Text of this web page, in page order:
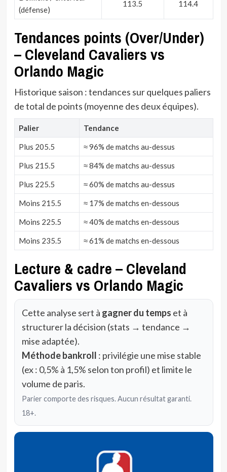
(défense)
113.5 114.4
Tendances points (Over/Under)
– Cleveland Cavaliers vs
Orlando Magic
Historique saison : tendances sur quelques paliers
de total de points (moyenne des deux équipes).
Palier Tendance
Plus 205.5 ≈ 96% de matchs au-dessus
Plus 215.5 ≈ 84% de matchs au-dessus
Plus 225.5 ≈ 60% de matchs au-dessus
Moins 215.5 ≈ 17% de matchs en-dessous
Moins 225.5 ≈ 40% de matchs en-dessous
Moins 235.5 ≈ 61% de matchs en-dessous
Lecture & cadre – Cleveland
Cavaliers vs Orlando Magic
Cette analyse sert à gagner du temps et à
structurer la décision (stats → tendance →
mise adaptée).
Méthode bankroll : privilégie une mise stable
(ex : 0,5% à 1,5% selon ton profil) et limite le
volume de paris.
Parier comporte des risques. Aucun résultat garanti.
18+.